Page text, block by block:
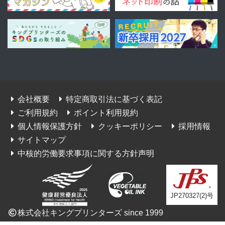
会社概要
特定商取引法に基づく表記
ご利用規約
ポイント利用規約
個人情報保護方針
クッキーポリシー
採用情報
サイトマップ
中核的労働要求事項に関する方針声明
JP270327(2)号
株式会社キングプリンターズ since 1999